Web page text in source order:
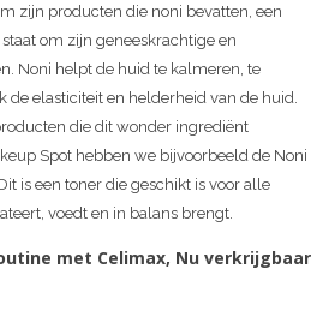
zijn producten die noni bevatten, een
om zijn geneeskrachtige en
Noni helpt de huid te kalmeren, te
de elasticiteit en helderheid van de huid.
die dit wonder ingrediënt
Spot hebben we bijvoorbeeld de Noni
is een toner die geschikt is voor alle
voedt en in balans brengt.
met Celimax, Nu verkrijgbaar